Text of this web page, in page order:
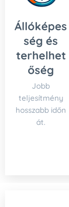
Állóképes
ség és
terhelhet
őség
Jobb
teljesítmény
hosszabb időn
át.